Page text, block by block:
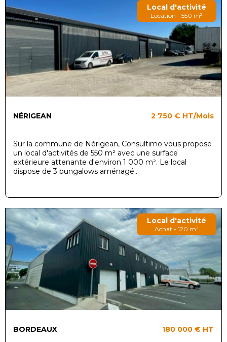
Local d'activité
Location - 550 m²
NÉRIGEAN 2 750 € HT/Mois
Sur la commune de Nérigean, Consultimo vous propose
un local d'activités de 550 m² avec une surface
extérieure attenante d'environ 1 000 m². Le local
dispose de 3 bungalows aménagé...
Local d'activité
Achat - 120 m²
BORDEAUX 180 000 € HT